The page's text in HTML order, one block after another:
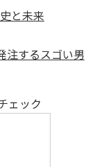
と未来
注するスゴい男
ェック